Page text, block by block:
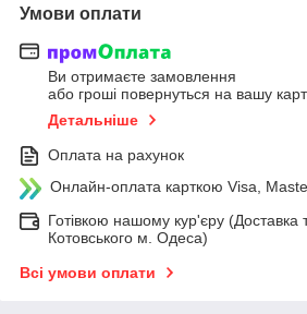
Умови оплати
Ви отримаєте замовлення
або гроші повернуться на вашу
Детальніше
Оплата на рахунок
Онлайн-оплата карткою Visa,
Готівкою нашому кур'єру (Доставка
Котовського м. Одеса)
Всі умови оплати